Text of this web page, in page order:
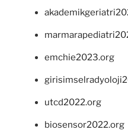
emchie2023.org
utcd2022.org
biosensor2022.org